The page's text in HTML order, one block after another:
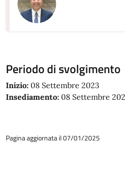
Periodo di svolgimento
Inizio: 08 Settembre 2023
Insediamento: 08 Settembre
Pagina aggiornata il 07/01/2025